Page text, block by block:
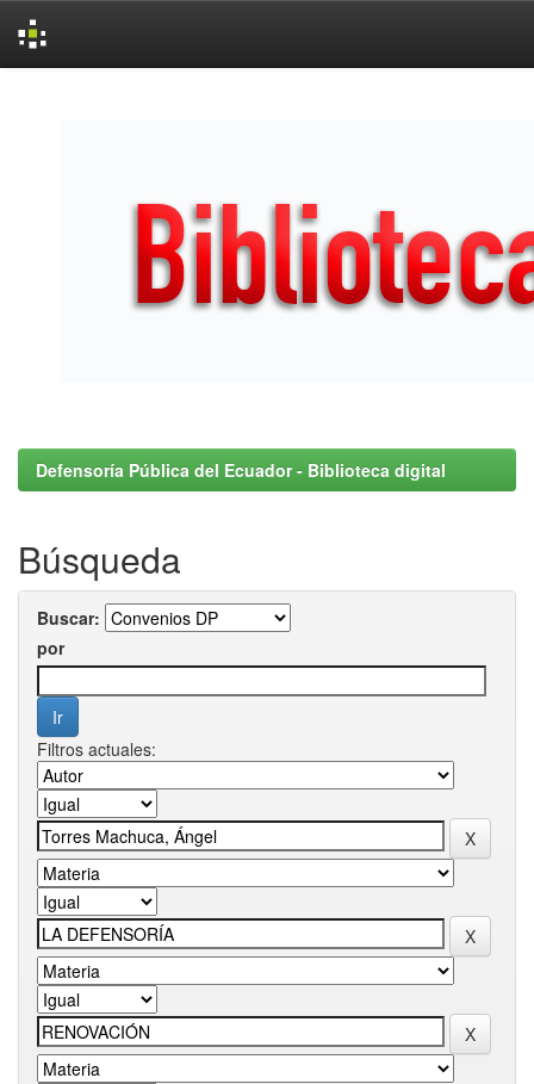
Defensoría Pública del Ecuador - Biblioteca digital
Búsqueda
Buscar:
por
Filtros actuales: